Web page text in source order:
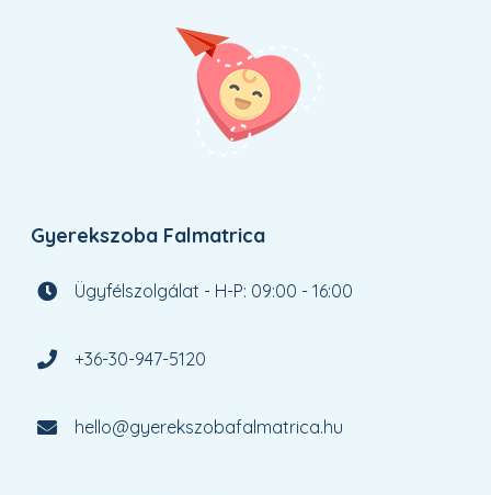
Gyerekszoba Falmatrica
Ügyfélszolgálat - H-P: 09:00 - 16:00
+36-30-947-5120
hello@gyerekszobafalmatrica.hu